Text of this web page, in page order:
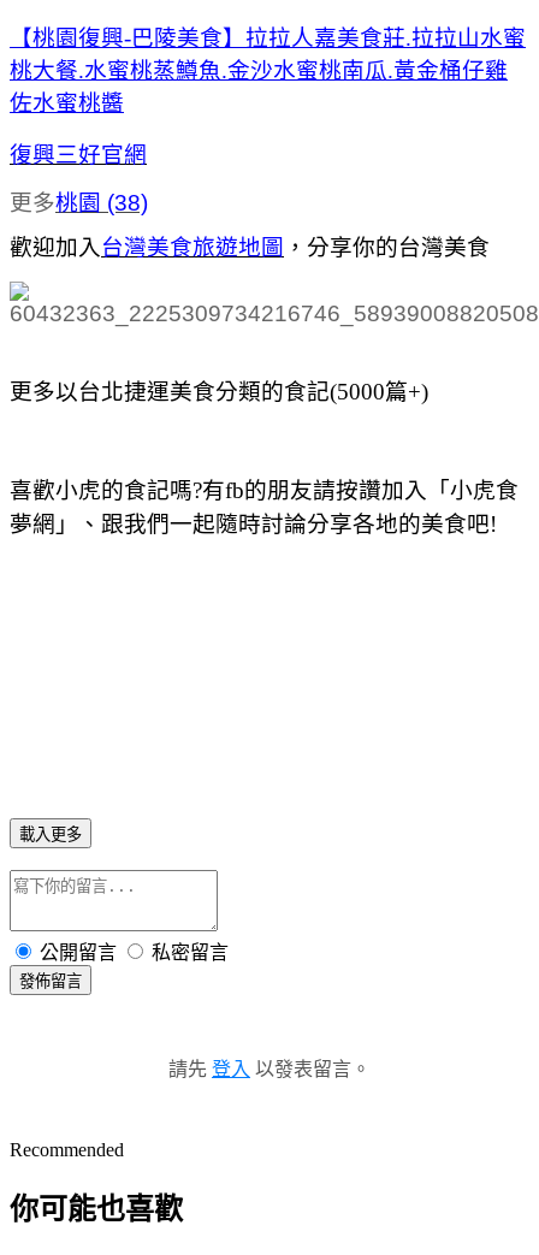
【桃園復興-巴陵美食】拉拉人嘉美食莊.拉拉山水蜜
桃大餐.水蜜桃蒸鱒魚.金沙水蜜桃南瓜.黃金桶仔雞
佐水蜜桃醬
復興三好官網
更多桃園 (38)
歡迎加入 台灣美食旅遊地圖 ， 分享你的台灣美食
更多以台北捷運美食分類的食記(5000篇+)
喜歡小虎的食記嗎?有fb的朋友請按讚加入「小虎食
夢網」、跟我們一起隨時討論分享各地的美食吧!
載入更多
公開留言 私密留言
發佈留言
請先 登入 以發表留言。
Recommended
你可能也喜歡